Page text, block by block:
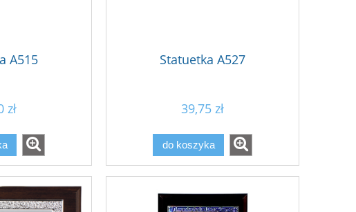
A515
zł
Statuetka A527
39,75 zł
do koszyka